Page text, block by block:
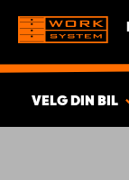
VELG DIN BIL